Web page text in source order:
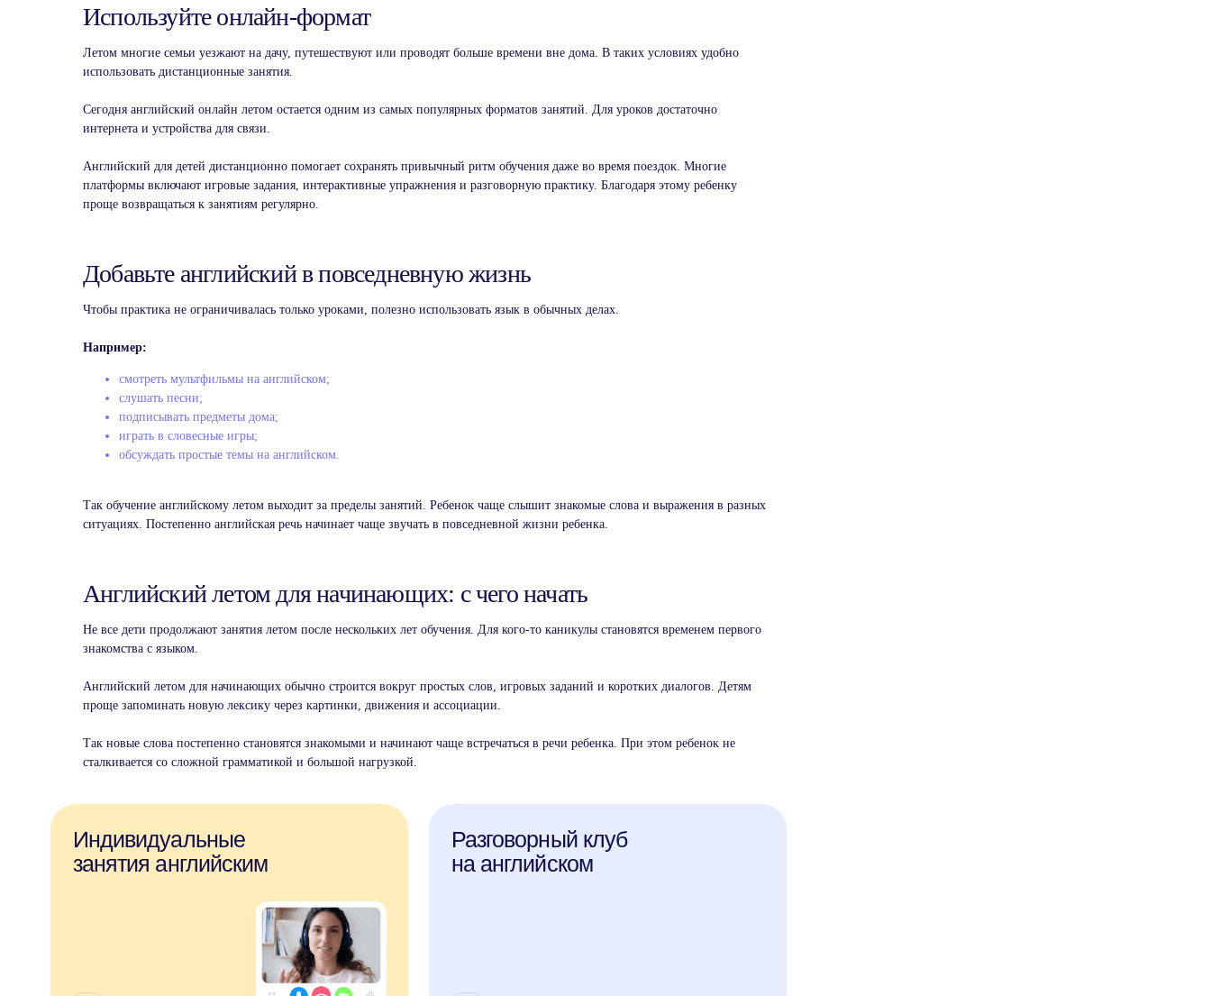
Используйте онлайн-формат
Летом многие семьи уезжают на дачу, путешествуют или проводят больше времени вне дома. В таких условиях удобно
использовать дистанционные занятия.
Сегодня английский онлайн летом остается одним из самых популярных форматов занятий. Для уроков достаточно
интернета и устройства для связи.
Английский для детей дистанционно помогает сохранять привычный ритм обучения даже во время поездок. Многие
платформы включают игровые задания, интерактивные упражнения и разговорную практику. Благодаря этому ребенку
проще возвращаться к занятиям регулярно.
Добавьте английский в повседневную жизнь
Чтобы практика не ограничивалась только уроками, полезно использовать язык в обычных делах.
Например:
смотреть мультфильмы на английском;
слушать песни;
подписывать предметы дома;
играть в словесные игры;
обсуждать простые темы на английском.
Так обучение английскому летом выходит за пределы занятий. Ребенок чаще слышит знакомые слова и выражения в разных
ситуациях. Постепенно английская речь начинает чаще звучать в повседневной жизни ребенка.
Английский летом для начинающих: с чего начать
Не все дети продолжают занятия летом после нескольких лет обучения. Для кого-то каникулы становятся временем первого
знакомства с языком.
Английский летом для начинающих обычно строится вокруг простых слов, игровых заданий и коротких диалогов. Детям
проще запоминать новую лексику через картинки, движения и ассоциации.
Так новые слова постепенно становятся знакомыми и начинают чаще встречаться в речи ребенка. При этом ребенок не
сталкивается со сложной грамматикой и большой нагрузкой.
Индивидуальные
занятия английским
Разговорный клуб
на английском